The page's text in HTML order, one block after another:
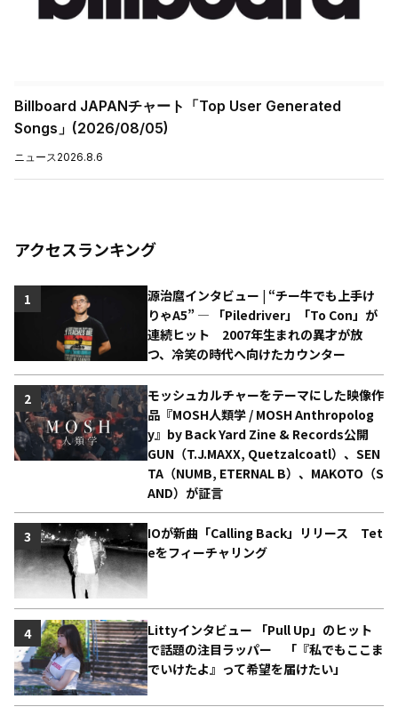
Billboard JAPANチャート「Top User Generated
Songs」(2026/08/05)
ニュース2026.8.6
アクセスランキング
源治麿インタビュー | “チー牛でも上手け
りゃA5” ― 「Piledriver」「To Con」が
連続ヒット 2007年生まれの異才が放
つ、冷笑の時代へ向けたカウンター
1
モッシュカルチャーをテーマにした映像作
品『MOSH人類学 / MOSH Anthropolog
y』by Back Yard Zine & Records公開
GUN（T.J.MAXX, Quetzalcoatl）、SEN
TA（NUMB, ETERNAL B）、MAKOTO（S
AND）が証言
2
IOが新曲「Calling Back」リリース Tet
eをフィーチャリング
3
Littyインタビュー 「Pull Up」のヒット
で話題の注目ラッパー 「『私でもここま
でいけたよ』って希望を届けたい」
4